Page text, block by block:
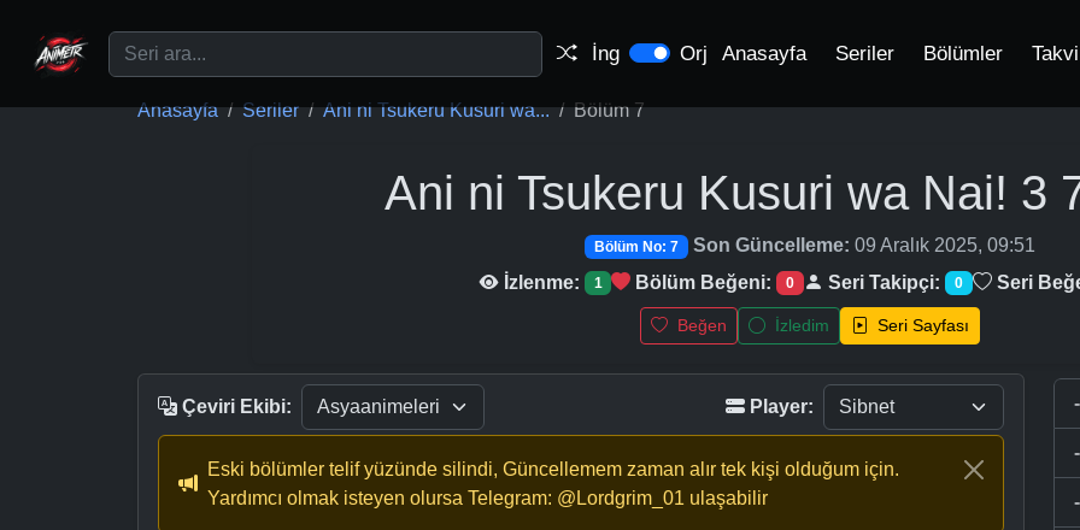
İng Orj Anasayfa Seriler Bölümler
Anasayfa Seriler Ani ni Tsukeru Kusuri wa... Bölüm 7
Ani ni Tsukeru Kusuri wa Nai! 3
Bölüm No: 7 Son Güncelleme: 09 Aralık 2025, 09:51
İzlenme:
1 Bölüm Beğeni: 0 Seri Takipçi: 0 Seri
Beğen İzledim Seri Sayfası
Çeviri Ekibi: Player:
Eski bölümler telif yüzünde silindi, Güncellemem zaman alır tek kişi olduğum için.
Yardımcı olmak isteyen olursa Telegram: @Lordgrim_01 ulaşabilir